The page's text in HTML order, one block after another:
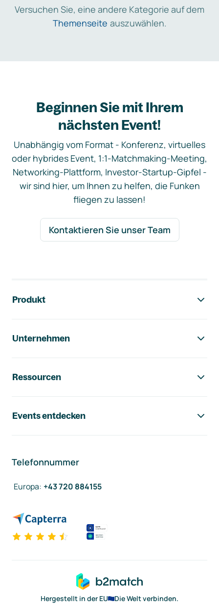
Versuchen Sie, eine andere Kategorie auf dem
Themenseite auszuwählen.
Beginnen Sie mit Ihrem
nächsten Event!
Unabhängig vom Format - Konferenz, virtuelles
oder hybrides Event, 1:1-Matchmaking-Meeting,
Networking-Plattform, Investor-Startup-Gipfel -
wir sind hier, um Ihnen zu helfen, die Funken
fliegen zu lassen!
Kontaktieren Sie unser Team
Produkt
Unternehmen
Ressourcen
Events entdecken
Telefonnummer
Europa: +43 720 884155
Hergestellt in der EU
Die Welt verbinden.